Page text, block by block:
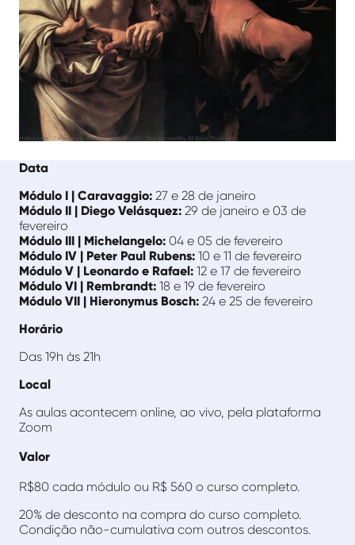
Data
Módulo I | Caravaggio: 27 e 28 de janeiro
Módulo II | Diego Velásquez: 29 de janeiro e 03 de
fevereiro
Módulo III | Michelangelo: 04 e 05 de fevereiro
Módulo IV | Peter Paul Rubens: 10 e 11 de fevereiro
Módulo V | Leonardo e Rafael: 12 e 17 de fevereiro
Módulo VI | Rembrandt: 18 e 19 de fevereiro
Módulo VII | Hieronymus Bosch: 24 e 25 de fevereiro
Horário
Das 19h às 21h
Local
As aulas acontecem online, ao vivo, pela plataforma
Zoom
Valor
R$80 cada módulo ou R$ 560 o curso completo.
20% de desconto na compra do curso completo.
Condição não-cumulativa com outros descontos.